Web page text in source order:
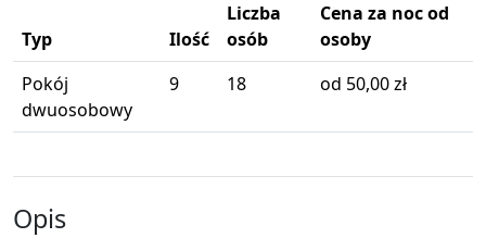
Typ Ilość
Liczba
osób
Cena za noc od
osoby
Pokój
dwuosobowy
9 18 od 50,00 zł
Opis